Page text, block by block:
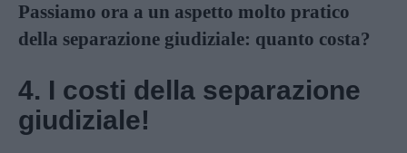
Passiamo ora a un aspetto molto pratico
della separazione giudiziale: quanto costa?
4. I costi della separazione
giudiziale!